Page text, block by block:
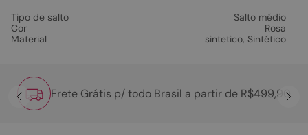
Tipo de salto
Salto médio
Cor
Rosa
Material
sintetico, Sintético
Frete Grátis p/ todo Brasil a partir de R$499,90